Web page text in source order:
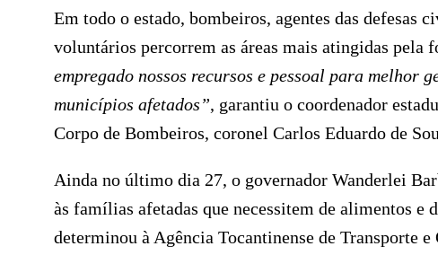
Em todo o estado, bombeiros, agentes das defesas
voluntários percorrem as áreas mais atingidas pela
empregado nossos recursos e pessoal para melhor
municípios afetados”, garantiu o coordenador
Corpo de Bombeiros, coronel Carlos Eduardo de
Ainda no último dia 27, o governador Wanderlei
às famílias afetadas que necessitem de alimentos e
determinou à Agência Tocantinense de Transporte